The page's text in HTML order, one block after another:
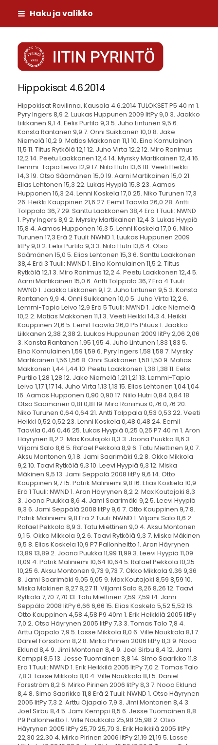
Siirry
sivun
sisältöön
Haku ja valikko
Iitin Pyrintö
Hippokisat 4.6.2014
Hippokisat Ravilinna, Kausala 4.6.2014 TULOKSET P5 40 m 1. Pyry Ingers 8,9 2. Luukas Huppunen 2009 IitPy 9,0 3. Jaakko Liikkanen 9,1 4. Eelis Purtilo 9,3 5. Juho Lintunen 9,5 6. Konsta Rantanen 9,9 7. Onni Suikkanen 10,0 8. Jake Niemelä 10,2 9. Matias Makkonen 11,1 10. Eino Komulainen 11,5 11. Tiitus Rytkölä 12,1 12. Juho Virta 12,2 12. Miro Ronimus 12,2 14. Peetu Laakkonen 12,4 14. Myrsky Martikainen 12,4 16. Lemmi-Tapio Leivo 12,9 17. Niilo Hutri 13,6 18. Veeti Heikki 14,3 19. Otso Säämänen 15,0 19. Aarni Martikainen 15,0 21. Elias Lehtonen 15,3 22. Lukas Hyypiä 15,8 23. Aamos Hupponen 16,3 24. Lenni Koskela 17,0 25. Niko Turunen 17,3 26. Heikki Kauppinen 21,6 27. Eemil Taavila 26,0 28. Antti Tolppala 36,7 29. Santtu Laakkonen 38,4 Erä 1 Tuuli: NWND 1. Pyry Ingers 8,9 2. Myrsky Martikainen 12,4 3. Lukas Hyypiä 15,8 4. Aamos Hupponen 16,3 5. Lenni Koskela 17,0 6. Niko Turunen 17,3 Erä 2 Tuuli: NWND 1. Luukas Huppunen 2009 IitPy 9,0 2. Eelis Purtilo 9,3 3. Niilo Hutri 13,6 4. Otso Säämänen 15,0 5. Elias Lehtonen 15,3 6. Santtu Laakkonen 38,4 Erä 3 Tuuli: NWND 1. Eino Komulainen 11,5 2. Tiitus Rytkölä 12,1 3. Miro Ronimus 12,2 4. Peetu Laakkonen 12,4 5. Aarni Martikainen 15,0 6. Antti Tolppala 36,7 Erä 4 Tuuli: NWND 1. Jaakko Liikkanen 9,1 2. Juho Lintunen 9,5 3. Konsta Rantanen 9,9 4. Onni Suikkanen 10,0 5. Juho Virta 12,2 6. Lemmi-Tapio Leivo 12,9 Erä 5 Tuuli: NWND 1. Jake Niemelä 10,2 2. Matias Makkonen 11,1 3. Veeti Heikki 14,3 4. Heikki Kauppinen 21,6 5. Eemil Taavila 26,0 P5 Pituus 1. Jaakko Liikkanen 2,38 2,38 2. Luukas Huppunen 2009 IitPy 2,06 2,06 3. Konsta Rantanen 1,95 1,95 4. Juho Lintunen 1,83 1,83 5. Eino Komulainen 1,59 1,59 6. Pyry Ingers 1,58 1,58 7. Myrsky Martikainen 1,56 1,56 8. Onni Suikkanen 1,50 1,50 9. Matias Makkonen 1,44 1,44 10. Peetu Laakkonen 1,38 1,38 11. Eelis Purtilo 1,28 1,28 12. Jake Niemelä 1,21 1,21 13. Lemmi-Tapio Leivo 1,17 1,17 14. Juho Virta 1,13 1,13 15. Elias Lehtonen 1,04 1,04 16. Aamos Hupponen 0,90 0,90 17. Niilo Hutri 0,84 0,84 18. Otso Säämänen 0,81 0,81 19. Miro Ronimus 0,76 0,76 20. Niko Turunen 0,64 0,64 21. Antti Tolppala 0,53 0,53 22. Veeti Heikki 0,52 0,52 23. Lenni Koskela 0,48 0,48 24. Eemil Taavila 0,46 0,46 25. Lukas Hyypiä 0,25 0,25 P7 40 m 1. Aron Häyrynen 8,2 2. Max Koutajoki 8,3 3. Joona Puukka 8,6 3. Viljami Salo 8,6 5. Rafael Pekkola 8,9 6. Tatu Miettinen 9,0 7. Aksu Montonen 9,1 8. Jami Saarimäki 9,2 8. Okko Mikkola 9,2 10. Taavi Rytkölä 9,3 10. Leevi Hyypiä 9,3 12. Miska Mäkinen 9,5 13. Jami Seppälä 2008 IitPy 9,6 14. Otto Kauppinen 9,7 15. Patrik Maliniemi 9,8 16. Elias Koskela 10,9 Erä 1 Tuuli: NWND 1. Aron Häyrynen 8,2 2. Max Koutajoki 8,3 3. Joona Puukka 8,6 4. Jami Saarimäki 9,2 5. Leevi Hyypiä 9,3 6. Jami Seppälä 2008 IitPy 9,6 7. Otto Kauppinen 9,7 8. Patrik Maliniemi 9,8 Erä 2 Tuuli: NWND 1. Viljami Salo 8,6 2. Rafael Pekkola 8,9 3. Tatu Miettinen